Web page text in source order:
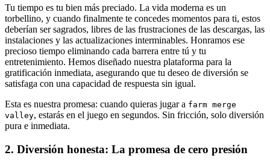
Tu tiempo es tu bien más preciado. La vida moderna es un
torbellino, y cuando finalmente te concedes momentos para ti, estos
deberían ser sagrados, libres de las frustraciones de las descargas, las
instalaciones y las actualizaciones interminables. Honramos ese
precioso tiempo eliminando cada barrera entre tú y tu
entretenimiento. Hemos diseñado nuestra plataforma para la
gratificación inmediata, asegurando que tu deseo de diversión se
satisfaga con una capacidad de respuesta sin igual.
Esta es nuestra promesa: cuando quieras jugar a farm merge
valley, estarás en el juego en segundos. Sin fricción, solo diversión
pura e inmediata.
2. Diversión honesta: La promesa de cero presión